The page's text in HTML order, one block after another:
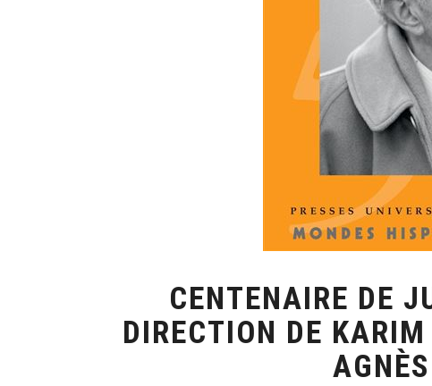
CENTENAIRE DE
DIRECTION DE